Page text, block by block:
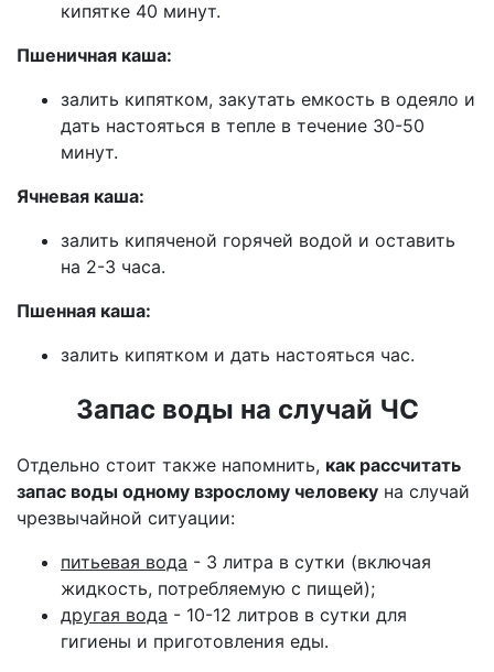
кипятке 40 минут.
Пшеничная каша:
залить кипятком, закутать емкость в одеяло и
дать настояться в тепле в течение 30-50
минут.
Ячневая каша:
залить кипяченой горячей водой и оставить
на 2-3 часа.
Пшенная каша:
залить кипятком и дать настояться час.
Запас воды на случай ЧС
Отдельно стоит также напомнить, как рассчитать
запас воды одному взрослому человеку на случай
чрезвычайной ситуации:
питьевая вода - 3 литра в сутки (включая
жидкость, потребляемую с пищей);
другая вода - 10-12 литров в сутки для
гигиены и приготовления еды.